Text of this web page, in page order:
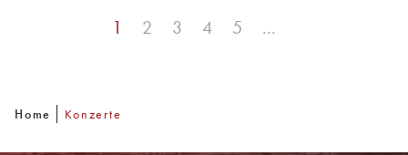
sr.page
1 sr.page
2 sr.page
3 sr.page
4 sr.page
5 ...
Home Konzerte